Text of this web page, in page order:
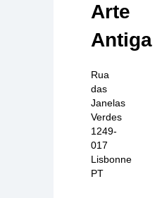
Arte
Antiga
Rua
das
Janelas
Verdes
1249-
017
Lisbonne
PT